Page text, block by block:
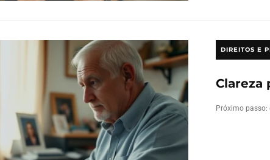
DIREITOS E
Clareza
Próximo passo: